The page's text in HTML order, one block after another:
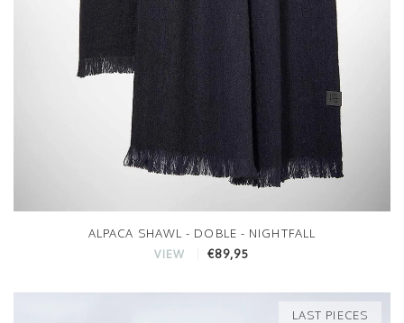
ALPACA SHAWL - DOBLE - NIGHTFALL
VIEW €89,95
LAST PIECES